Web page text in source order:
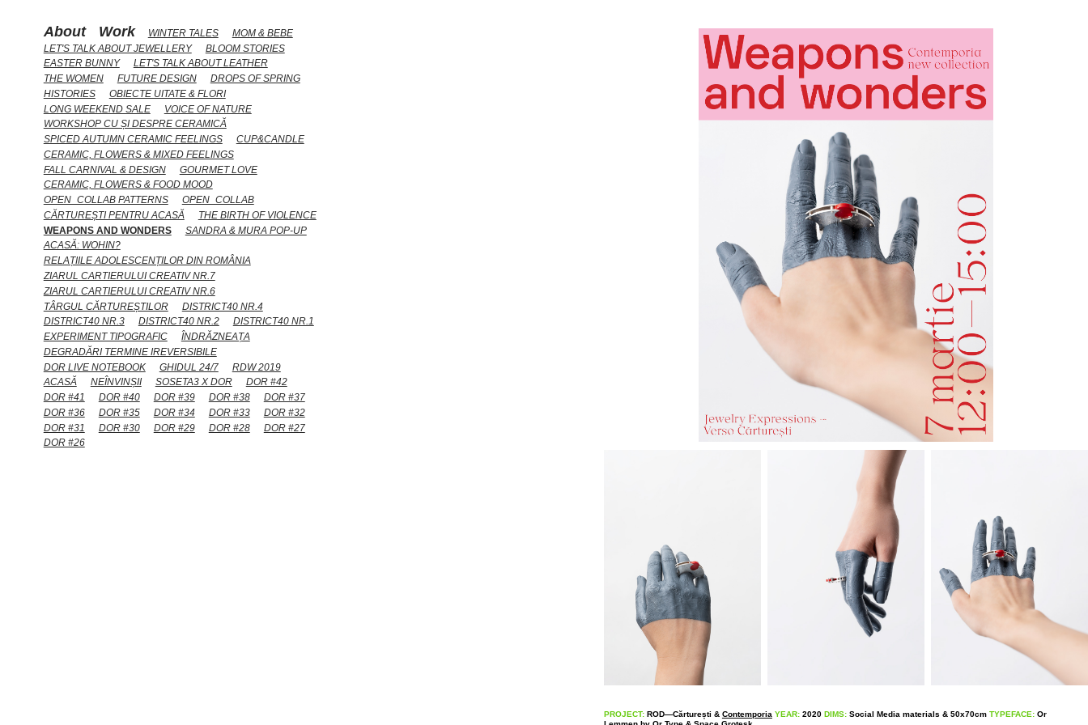
About Work WINTER TALES
MOM & BEBE
LET'S TALK ABOUT JEWELLERY
BLOOM STORIES
EASTER BUNNY
LET'S TALK ABOUT LEATHER
THE WOMEN
FUTURE DESIGN
DROPS OF SPRING
HISTORIES
OBIECTE UITATE & FLORI
LONG WEEKEND SALE
VOICE OF NATURE
WORKSHOP CU ȘI DESPRE CERAMICĂ
SPICED AUTUMN CERAMIC FEELINGS
CUP&CANDLE
CERAMIC, FLOWERS & MIXED FEELINGS
FALL CARNIVAL & DESIGN
GOURMET LOVE
CERAMIC, FLOWERS & FOOD MOOD
OPEN_COLLAB PATTERNS
OPEN_COLLAB
CĂRTUREȘTI PENTRU ACASĂ
THE BIRTH OF VIOLENCE
WEAPONS AND WONDERS
SANDRA & MURA POP-UP
ACASĂ: WOHIN?
RELAȚIILE ADOLESCENȚILOR DIN ROMÂNIA
ZIARUL CARTIERULUI CREATIV NR.7
ZIARUL CARTIERULUI CREATIV NR.6
TÂRGUL CĂRTUREȘTILOR
DISTRICT40 NR.4
DISTRICT40 NR.3
DISTRICT40 NR.2
DISTRICT40 NR.1
EXPERIMENT TIPOGRAFIC
ÎNDRĂZNEAȚA
DEGRADĂRI TERMINE IREVERSIBILE
DOR LIVE NOTEBOOK
GHIDUL 24/7
RDW 2019
ACASĂ
NEÎNVINȘII SOSETA3 X DOR
DOR #42
DOR #41
DOR #40 DOR #39 DOR #38
DOR #37
DOR #36
DOR #35 DOR #34 DOR #33
DOR #32
DOR #31
DOR #30 DOR #29 DOR #28
DOR #27
DOR #26
PROJECT:ROD—Cărturești & Contemporia YEAR:2020 DIMS:Social Media materials & 50x70cm TYPEFACE:Or